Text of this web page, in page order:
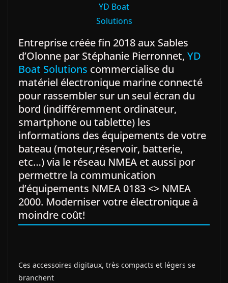
YD Boat
Solutions
Entreprise créée fin 2018 aux Sables
d’Olonne par Stéphanie Pierronnet, YD
Boat Solutions commercialise du
matériel électronique marine connecté
pour rassembler sur un seul écran du
bord (indifféremment ordinateur,
smartphone ou tablette) les
informations des équipements de votre
bateau (moteur,réservoir, batterie,
etc…) via le réseau NMEA et aussi por
permettre la communication
d’équipements NMEA 0183 <> NMEA
2000. Moderniser votre électronique à
moindre coût!
Ces accessoires digitaux, très compacts et légers se
branchent